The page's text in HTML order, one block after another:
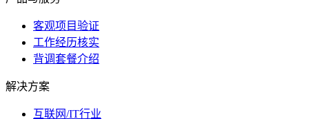
客观项目验证
工作经历核实
背调套餐介绍
解决方案
互联网/IT行业